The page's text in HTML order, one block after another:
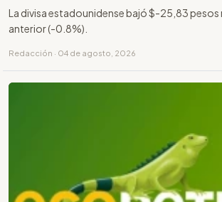
La divisa estadounidense bajó $-25,83 pesos
anterior (-0.8%).
Redacción · 04 de agosto, 2026